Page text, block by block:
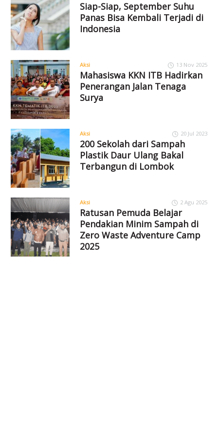
Siap-Siap, September Suhu
Panas Bisa Kembali Terjadi di
Indonesia
Aksi 13 Nov 2025
Mahasiswa KKN ITB Hadirkan
Penerangan Jalan Tenaga
Surya
Aksi 20 Jul 2023
200 Sekolah dari Sampah
Plastik Daur Ulang Bakal
Terbangun di Lombok
Aksi 2 Agu 2025
Ratusan Pemuda Belajar
Pendakian Minim Sampah di
Zero Waste Adventure Camp
2025